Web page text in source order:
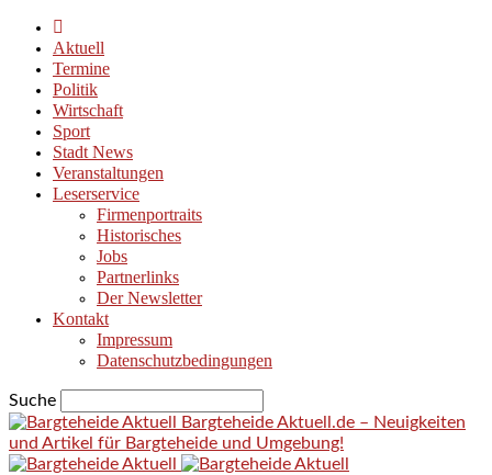
Aktuell
Termine
Politik
Wirtschaft
Sport
Stadt News
Veranstaltungen
Leserservice
Firmenportraits
Historisches
Jobs
Partnerlinks
Der Newsletter
Kontakt
Impressum
Datenschutzbedingungen
Suche
Bargteheide Aktuell.de – Neuigkeiten
und Artikel für Bargteheide und Umgebung!